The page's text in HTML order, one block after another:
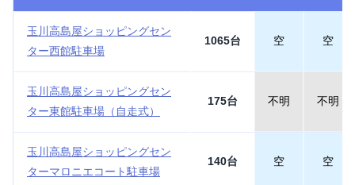
玉川高島屋ショッピングセン
ター西館駐車場
1065台 空 空
玉川高島屋ショッピングセン
ター東館駐車場（自走式）
175台 不明 不明
玉川高島屋ショッピングセン
ターマロニエコート駐車場
140台 空 空